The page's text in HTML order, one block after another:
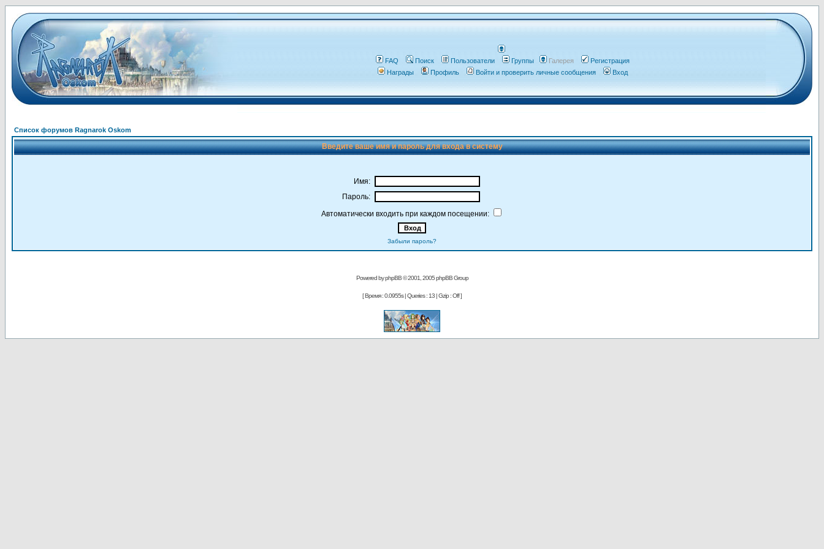
FAQ Поиск Пользователи Группы Галерея
Регистрация
Награды
Профиль Войти и проверить личные сообщения Вход
Список форумов Ragnarok Oskom
Введите ваше имя и пароль для входа в систему
Имя:
Пароль:
Автоматически входить при каждом посещении:
Забыли пароль?
Powered byphpBB© 2001, 2005 phpBB Group
[ Время : 0.0955s | Queries : 13 | Gzip : Off ]